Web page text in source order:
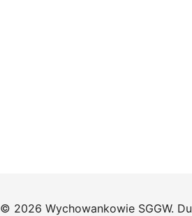
© 2026 Wychowankowie SGGW.